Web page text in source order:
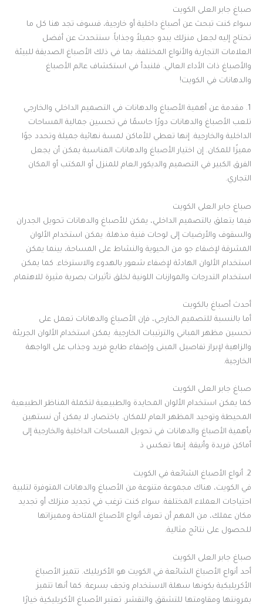
صباغ جابر العلى الكويت
سواء كنت تبحث عن أصباغ داخلية أو خارجية، فسوف تجد هنا كل ما
تحتاج إليه لجعل منزلك يبدو جميلاً وجذاباً. سنتحدث عن أفضل
العلامات التجارية والأنواع المختلفة، بما في ذلك الأصباغ الصديقة للبيئة
والأصباغ ذات الأداء العالي. فلنبدأ في استكشاف عالم الأصباغ
والدهانات في الكويت!
1. مقدمة عن أهمية الأصباغ والدهانات في التصميم الداخلي والخارجي
تلعب الأصباغ والدهانات دورًا حاسمًا في تحسين جمالية المساحات
الداخلية والخارجية. إنها تعطي للأماكن لمسة نهائية جميلة وتحدد جوًا
مميزًا للمكان. إن اختيار الأصباغ والدهانات المناسبة يمكن أن يجعل
الفرق الكبير في التصميم والديكور العام للمنزل أو المكتب أو المكان
التجاري.
صباغ جابر العلى الكويت
فيما يتعلق بالتصميم الداخلي، يمكن للأصباغ والدهانات تحويل الجدران
والسقوف والأرضيات إلى لوحات فنية مذهلة. يمكن استخدام الألوان
المشرقة لإضفاء جو من الحيوية والنشاط على المساحة، بينما يمكن
استخدام الألوان الهادئة لإضفاء شعور بالهدوء والاسترخاء. كما يمكن
استخدام التدرجات والموازنات اللونية لخلق تأثيرات بصرية مثيرة للاهتمام.
أحدث أصباغ بالكويت
أما بالنسبة للتصميم الخارجي، فإن الأصباغ والدهانات تعمل على
تحسين مظهر المباني والترتيبات الخارجية. يمكن استخدام الألوان الجريئة
والزاهية لإبراز تفاصيل المبنى وإضفاء طابع فريد وجذاب على الواجهة
الخارجية.
صباغ جابر العلى الكويت
كما يمكن استخدام الألوان المحايدة والطبيعية لتكملة المناظر الطبيعية
المحيطة وتوحيد المظهر العام للمكان. باختصار، لا يمكن أن نستهين
بأهمية الأصباغ والدهانات في تحويل المساحات الداخلية والخارجية إلى
أماكن فريدة وأنيقة. إنها تعكس ذ
2. أنواع الأصباغ الشائعة في الكويت
في الكويت، هناك مجموعة متنوعة من الأصباغ والدهانات المتوفرة لتلبية
احتياجات العملاء المختلفة. سواء كنت ترغب في تجديد منزلك أو تجديد
مكان عملك، من المهم أن تعرف أنواع الأصباغ المتاحة ومميزاتها
للحصول على نتائج مثالية.
صباغ جابر العلى الكويت
أحد أنواع الأصباغ الشائعة في الكويت هو الأكريليك. تتميز الأصباغ
الأكريليكية بكونها سهلة الاستخدام وتجف بسرعة. كما أنها تتميز
بمرونتها ومقاومتها للتشقق والتقشر. تعتبر الأصباغ الأكريليكية خيارًا